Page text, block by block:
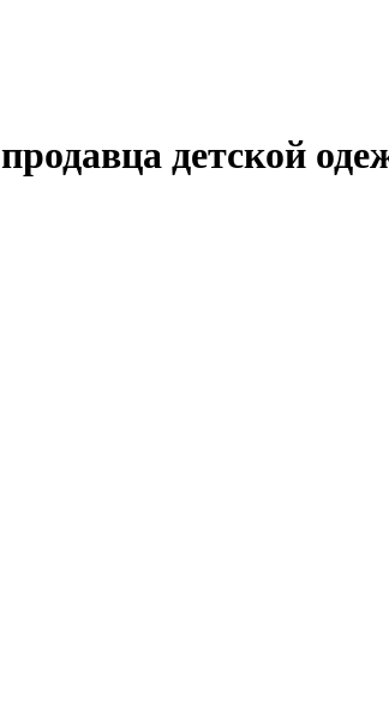
детской